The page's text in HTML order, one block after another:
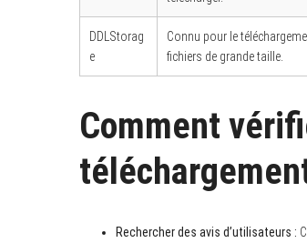
DDLStorag
e
Connu pour le
fichiers de grande taille.
Comment
Rechercher des avis d’utilisateurs :